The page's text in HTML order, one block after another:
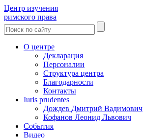
Центр изучения
римского права
О центре
Декларация
Персоналии
Структура центра
Благодарности
Контакты
Iuris prudentes
Дождев Дмитрий Вадимович
Кофанов Леонид Львович
События
Видео